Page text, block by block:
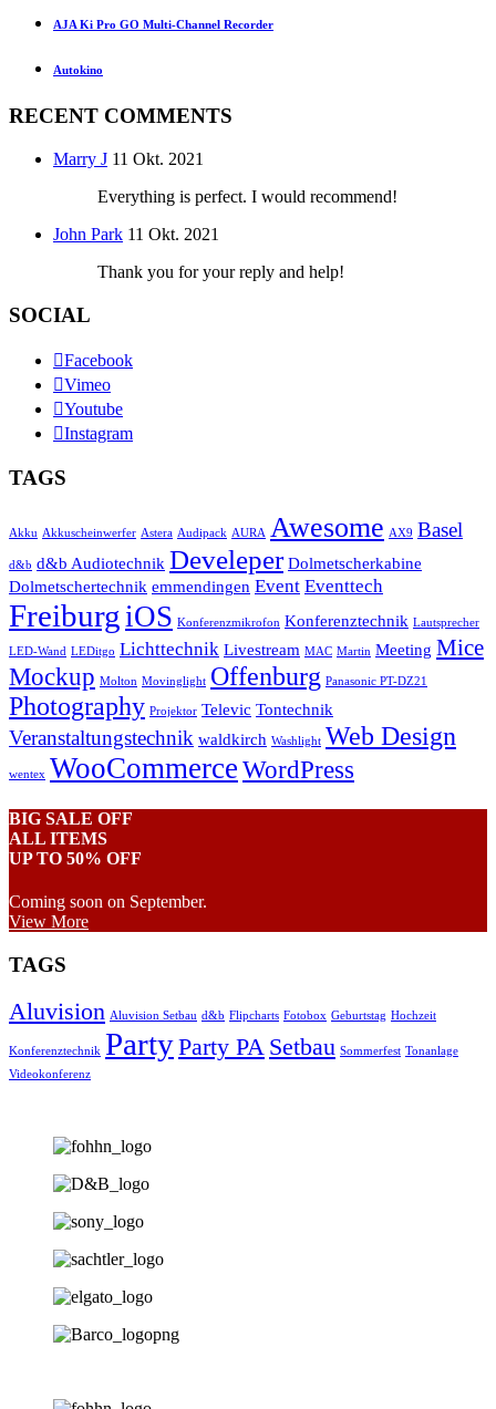
AJA Ki Pro GO Multi-Channel Recorder
Autokino
RECENT COMMENTS
Marry J 11 Okt. 2021
Everything is perfect. I would recommend!
John Park 11 Okt. 2021
Thank you for your reply and help!
SOCIAL
Facebook
Vimeo
Youtube
Instagram
TAGS
Akku Akkuscheinwerfer Astera Audipack AURA Awesome AX9 Basel
d&b d&b Audiotechnik Develeper Dolmetscherkabine
Dolmetschertechnik emmendingen Event Eventtech
Freiburg iOS Konferenzmikrofon Konferenztechnik Lautsprecher
LED-Wand LEDitgo Lichttechnik Livestream MAC Martin Meeting Mice
Mockup Molton Movinglight Offenburg Panasonic PT-DZ21
Photography Projektor Televic Tontechnik
Veranstaltungstechnik waldkirch Washlight Web Design
wentex WooCommerce WordPress
BIG SALE OFF
ALL ITEMS
UP TO 50% OFF
Coming soon on September.
View More
TAGS
Aluvision Aluvision Setbau d&b Flipcharts Fotobox Geburtstag Hochzeit
Konferenztechnik PartyParty PA Setbau Sommerfest Tonanlage
Videokonferenz